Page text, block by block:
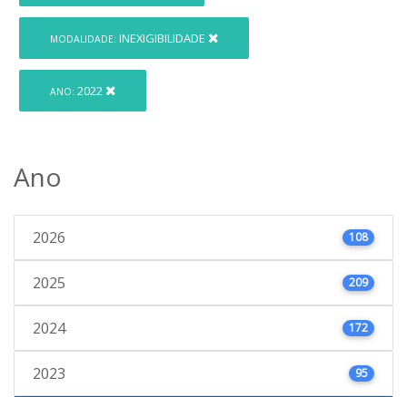
MODALIDADE: INEXIGIBILIDADE
ANO: 2022
Ano
2026 108
2025 209
2024 172
2023 95